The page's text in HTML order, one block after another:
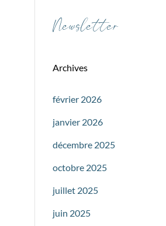
Newsletter
Archives
février 2026
janvier 2026
décembre 2025
octobre 2025
juillet 2025
juin 2025